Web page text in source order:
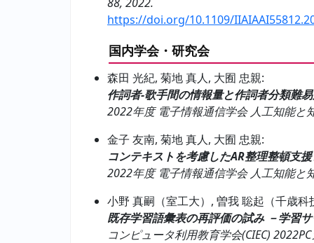
https://doi.org/10.1109/
国内学会・研究会
森田 光紀, 菊地 真人, 大囿 忠親:
作詞者-歌手間の情報量と作詞者分類難
2022年度 電子情報通信学会 人工知能と
金子 友南, 菊地 真人, 大囿 忠親:
コンテキストを考慮したAR整理整頓支
2022年度 電子情報通信学会 人工知能と
小野 真嗣（室工大）, 曽我 聡起（千歳
既存学習語彙表の再評価の試み －学習
コンピュータ利用教育学会(CIEC)